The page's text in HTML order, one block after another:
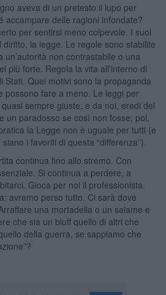
aveva di un pretesto il lupo per
accampare delle ragioni infondate?
per sentirsi meno colpevole. I suoi
la legge. Le regole sono stabilite
non contrastabile o una
più forte. Regola la vita all’interno di
Stati. Quei motivi sono la propaganda
possono fare a meno. Le leggi per
sempre giuste, e da noi, eredi dei
un paradosso se così non fosse; poi,
la Legge non è uguale per tutti (e
i favoriti di questa “differenza”).
continua fino allo stremo. Con
Si continua a perdere, a
Gioca per noi il professionista.
avremo perso tutto. Ci sarà dove
una mortadella o un salame e
che sia un bluff quello di altri che
della guerra, se sappiamo che